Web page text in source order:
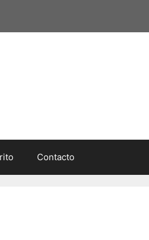
Contacto